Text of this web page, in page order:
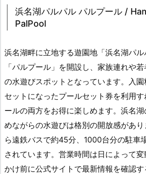
浜名湖パルパル パルプール /
PalPool
浜名湖畔に立地する遊園地「浜名湖パ
「パルプール」を開設し、家族連れや
の水遊びスポットとなっています。入
セットになったプールセット券を利用
ールの両方をお得に楽しめます。浜名
めながらの水遊びは格別の開放感があ
ら遠鉄バスで約45分、1000台分の駐車
されています。営業時間は日によって
かけ前に公式サイトで最新情報を確認